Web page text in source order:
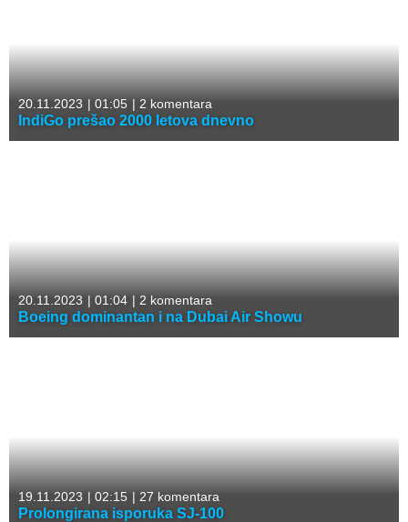
20.11.2023 | 01:05 | 2 komentara
IndiGo prešao 2000 letova dnevno
20.11.2023 | 01:04 | 2 komentara
Boeing dominantan i na Dubai Air Showu
19.11.2023 | 02:15 | 27 komentara
Prolongirana isporuka SJ-100